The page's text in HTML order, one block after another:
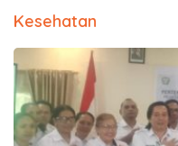
Kesehatan